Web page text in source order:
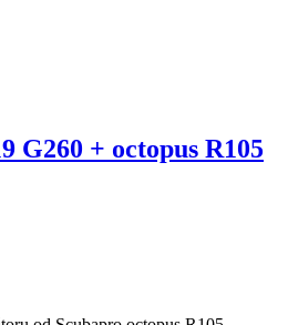
G260 + octopus R105